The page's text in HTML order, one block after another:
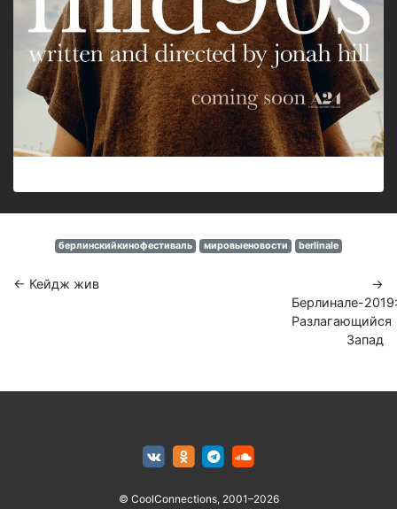
берлинскийкинофестиваль мировыеновости berlinale
← Кейдж жив
→
Берлинале-2019:
Разлагающийся
Запад
© CoolConnections, 2001–2026